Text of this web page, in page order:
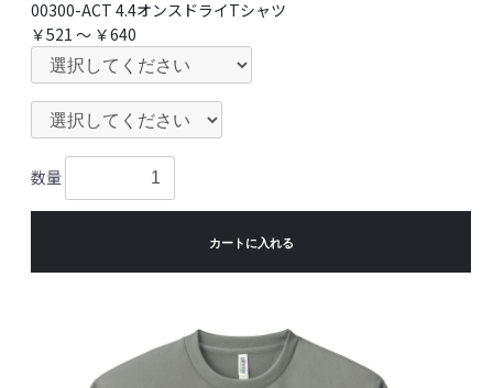
00300-ACT 4.4オンスドライTシャツ
￥521 ～ ￥640
数量
カートに入れる